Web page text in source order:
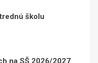
školu
na SŠ 2026/2027